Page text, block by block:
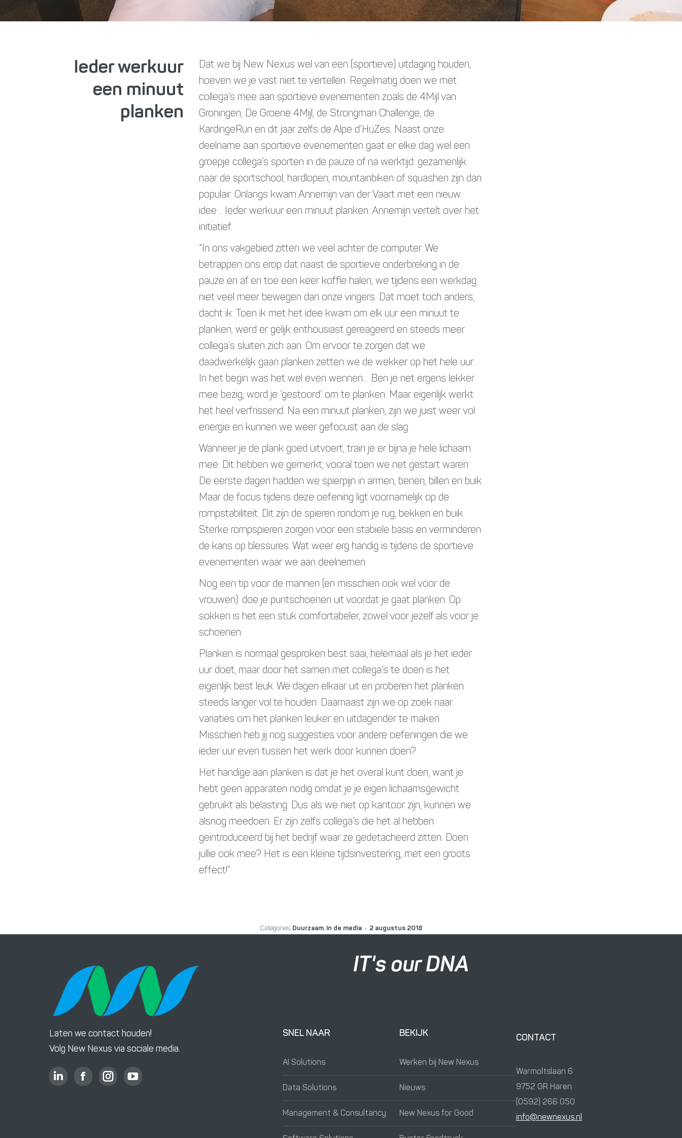
Ieder werkuur
een minuut
planken
Dat we bij New Nexus wel van een (sportieve) uitdaging houden,
hoeven we je vast niet te vertellen. Regelmatig doen we met
collega’s mee aan sportieve evenementen zoals de 4Mijl van
Groningen, De Groene 4Mijl, de Strongman Challenge, de
KardingeRun en dit jaar zelfs de Alpe d’HuZes. Naast onze
deelname aan sportieve evenementen gaat er elke dag wel een
groepje collega’s sporten in de pauze of na werktijd: gezamenlijk
naar de sportschool, hardlopen, mountainbiken of squashen zijn dan
populair. Onlangs kwam Annemijn van der Vaart met een nieuw
idee… Ieder werkuur een minuut planken. Annemijn vertelt over het
initiatief.
“In ons vakgebied zitten we veel achter de computer. We
betrappen ons erop dat naast de sportieve onderbreking in de
pauze en af en toe een keer koffie halen, we tijdens een werkdag
niet veel meer bewegen dan onze vingers. Dat moet toch anders,
dacht ik. Toen ik met het idee kwam om elk uur een minuut te
planken, werd er gelijk enthousiast gereageerd en steeds meer
collega’s sluiten zich aan. Om ervoor te zorgen dat we
daadwerkelijk gaan planken zetten we de wekker op het hele uur.
In het begin was het wel even wennen… Ben je net ergens lekker
mee bezig, word je ‘gestoord’ om te planken. Maar eigenlijk werkt
het heel verfrissend. Na een minuut planken, zijn we juist weer vol
energie en kunnen we weer gefocust aan de slag.
Wanneer je de plank goed uitvoert, train je er bijna je hele lichaam
mee. Dit hebben we gemerkt, vooral toen we net gestart waren.
De eerste dagen hadden we spierpijn in armen, benen, billen en buik.
Maar de focus tijdens deze oefening ligt voornamelijk op de
rompstabiliteit. Dit zijn de spieren rondom je rug, bekken en buik.
Sterke rompspieren zorgen voor een stabiele basis en verminderen
de kans op blessures. Wat weer erg handig is tijdens de sportieve
evenementen waar we aan deelnemen.
Nog een tip voor de mannen (en misschien ook wel voor de
vrouwen): doe je puntschoenen uit voordat je gaat planken. Op
sokken is het een stuk comfortabeler, zowel voor jezelf als voor je
schoenen.
Planken is normaal gesproken best saai, helemaal als je het ieder
uur doet, maar door het samen met collega’s te doen is het
eigenlijk best leuk. We dagen elkaar uit en proberen het planken
steeds langer vol te houden. Daarnaast zijn we op zoek naar
variaties om het planken leuker en uitdagender te maken.
Misschien heb jij nog suggesties voor andere oefeningen die we
ieder uur even tussen het werk door kunnen doen?
Het handige aan planken is dat je het overal kunt doen, want je
hebt geen apparaten nodig omdat je je eigen lichaamsgewicht
gebruikt als belasting. Dus als we niet op kantoor zijn, kunnen we
alsnog meedoen. Er zijn zelfs collega’s die het al hebben
geïntroduceerd bij het bedrijf waar ze gedetacheerd zitten. Doen
jullie ook mee? Het is een kleine tijdsinvestering, met een groots
effect!”
Categories: Duurzaam, In de media 2 augustus 2018
IT's our DNA
Laten we contact houden!
Volg New Nexus via sociale media.
SNEL NAAR
AI Solutions
Data Solutions
Management & Consultancy
BEKIJK
Werken bij New Nexus
Nieuws
New Nexus for Good
CONTACT
Warmoltslaan 6
9752 GR Haren
(0592) 266 050
info@newnexus.nl